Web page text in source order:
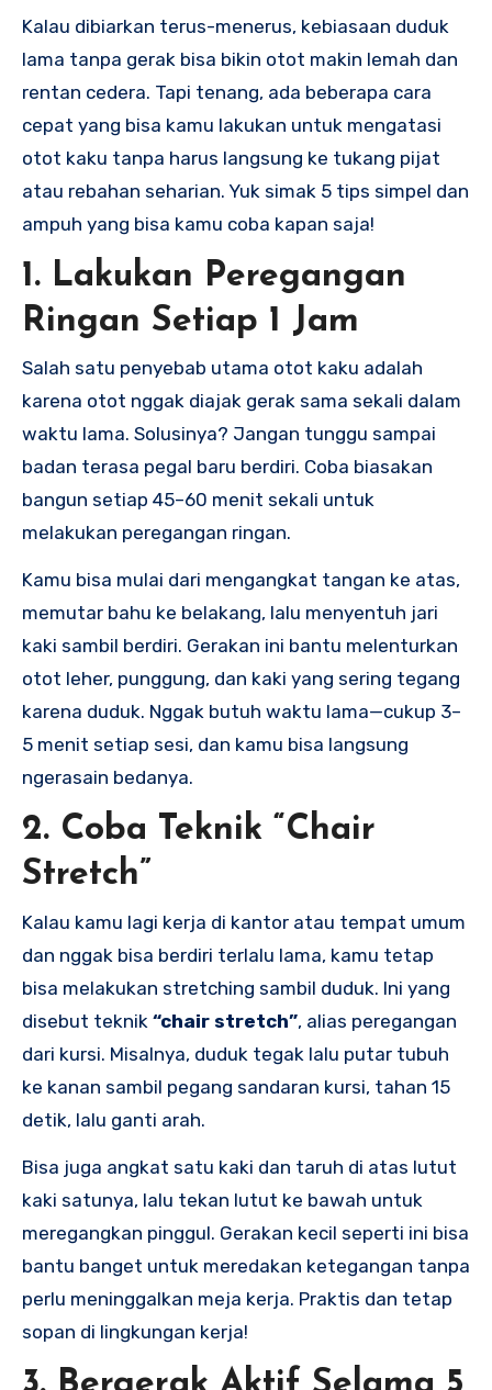
Kalau dibiarkan terus-menerus, kebiasaan duduk
lama tanpa gerak bisa bikin otot makin lemah dan
rentan cedera. Tapi tenang, ada beberapa cara
cepat yang bisa kamu lakukan untuk mengatasi
otot kaku tanpa harus langsung ke tukang pijat
atau rebahan seharian. Yuk simak 5 tips simpel dan
ampuh yang bisa kamu coba kapan saja!
1. Lakukan Peregangan
Ringan Setiap 1 Jam
Salah satu penyebab utama otot kaku adalah
karena otot nggak diajak gerak sama sekali dalam
waktu lama. Solusinya? Jangan tunggu sampai
badan terasa pegal baru berdiri. Coba biasakan
bangun setiap 45–60 menit sekali untuk
melakukan peregangan ringan.
Kamu bisa mulai dari mengangkat tangan ke atas,
memutar bahu ke belakang, lalu menyentuh jari
kaki sambil berdiri. Gerakan ini bantu melenturkan
otot leher, punggung, dan kaki yang sering tegang
karena duduk. Nggak butuh waktu lama—cukup 3–
5 menit setiap sesi, dan kamu bisa langsung
ngerasain bedanya.
2. Coba Teknik “Chair
Stretch”
Kalau kamu lagi kerja di kantor atau tempat umum
dan nggak bisa berdiri terlalu lama, kamu tetap
bisa melakukan stretching sambil duduk. Ini yang
disebut teknik “chair stretch”, alias peregangan
dari kursi. Misalnya, duduk tegak lalu putar tubuh
ke kanan sambil pegang sandaran kursi, tahan 15
detik, lalu ganti arah.
Bisa juga angkat satu kaki dan taruh di atas lutut
kaki satunya, lalu tekan lutut ke bawah untuk
meregangkan pinggul. Gerakan kecil seperti ini bisa
bantu banget untuk meredakan ketegangan tanpa
perlu meninggalkan meja kerja. Praktis dan tetap
sopan di lingkungan kerja!